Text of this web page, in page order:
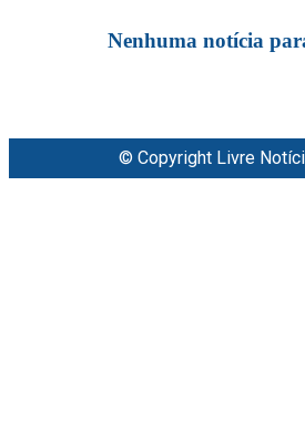
Nenhuma notícia
© Copyright Livre